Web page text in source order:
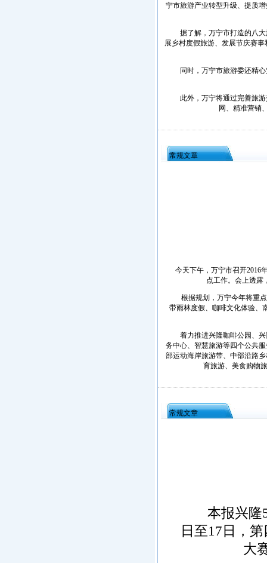
宁市旅游产业转型升级、提质
据了解，万宁市打造的八大
展乡村度假旅游、发展节庆赛
同时，万宁市旅游委还精心策
此外，万宁将通过完善旅游
网、精准营销
常规文章
今天下午，万宁市召开2016
点工作。会上透露
根据规划，万宁今年将重点
带雨林度假、咖啡文化体验、
着力推进兴隆咖啡公园、兴
务中心、智慧旅游等四个公共
部运动海岸旅游带、中部沿路
育旅游、美食购物
常规文章
本报兴隆5
日至17日，
大